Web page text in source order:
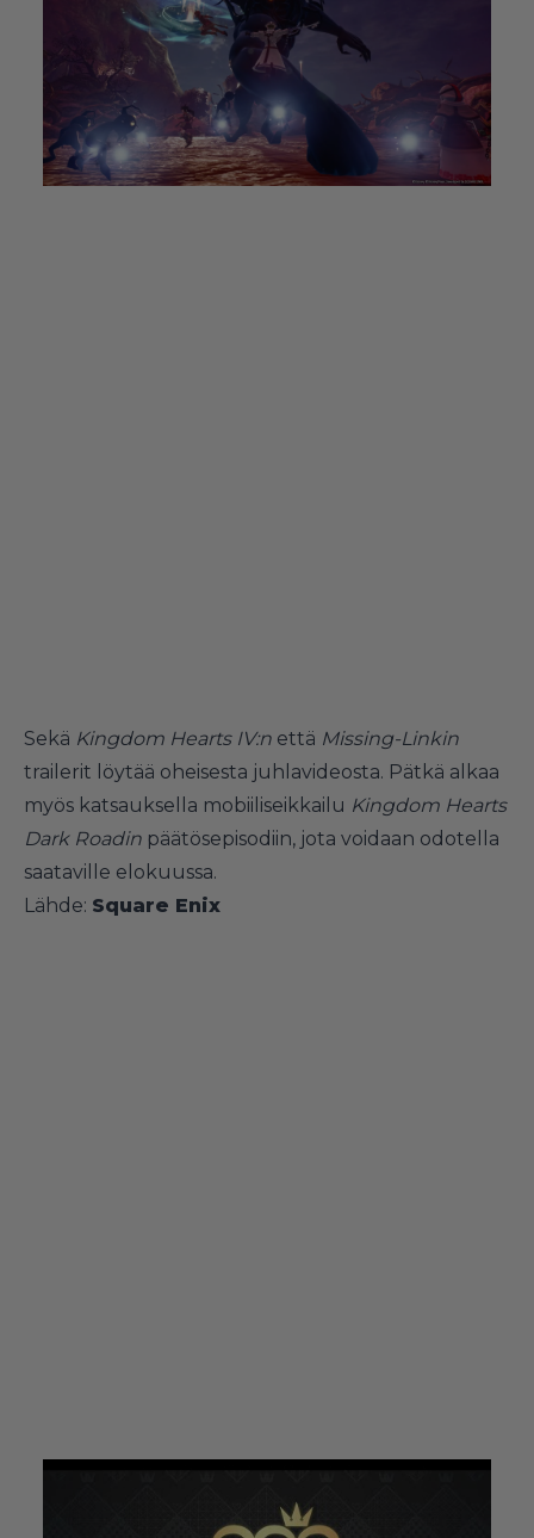
Sekä Kingdom Hearts IV:n että Missing-Linkin
trailerit löytää oheisesta juhlavideosta. Pätkä alkaa
myös katsauksella mobiiliseikkailu Kingdom Hearts
Dark Roadin päätösepisodiin, jota voidaan odotella
saataville elokuussa.
Lähde: Square Enix